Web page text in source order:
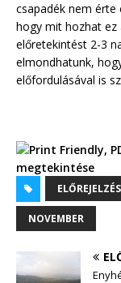
csapadék nem
hogy mit hozhat ez
előretekintést 2-3
elmondhatunk,
előfordulásával is
megtekintése
ELŐREJELZÉS
NOVEMBER